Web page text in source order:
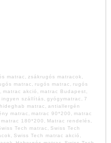
matrac zsákrugós matracok
matrac rugós matrac
rugós
matrac akció matrac Budapest
ingyen szállítás gyógymatrac
7
hideghab matrac
antiallergén
matrac matrac 90*200
matrac
matrac 180*200 Matrac rendelés
Tech matrac
Swiss Tech
Swiss Tech matrac akció